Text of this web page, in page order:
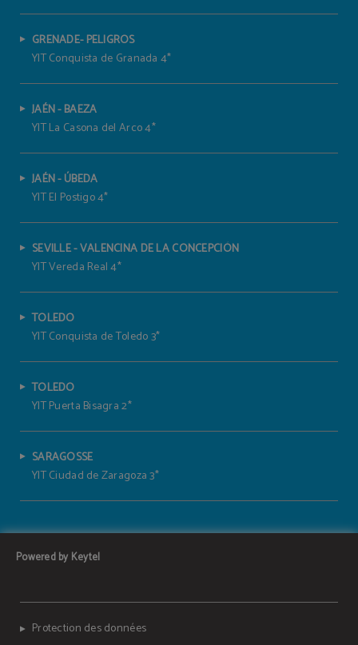
GRENADE- PELIGROS
YIT Conquista de Granada 4*
JAÉN - BAEZA
YIT La Casona del Arco 4*
JAÉN - ÚBEDA
YIT El Postigo 4*
SEVILLE - VALENCINA DE LA CONCEPCIÓN
YIT Vereda Real 4*
TOLEDO
YIT Conquista de Toledo 3*
TOLEDO
YIT Puerta Bisagra 2*
SARAGOSSE
YIT Ciudad de Zaragoza 3*
Powered by Keytel
Protection des données